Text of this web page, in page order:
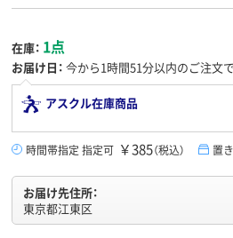
在庫： 1点
お届け日： 今から1時間51分以内のご注文で
アスクル在庫商品
時間帯指定 指定可 ￥385（税込） 置
お届け先住所：
東京都江東区